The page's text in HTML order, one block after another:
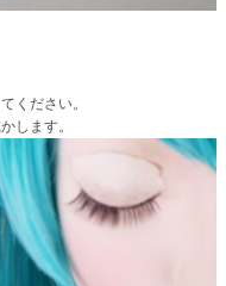
ください。
します。